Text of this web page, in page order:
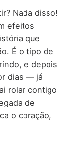
Nada disso!
efeitos
que
É o tipo de
e depois
dias — já
rolar contigo
de
o coração,